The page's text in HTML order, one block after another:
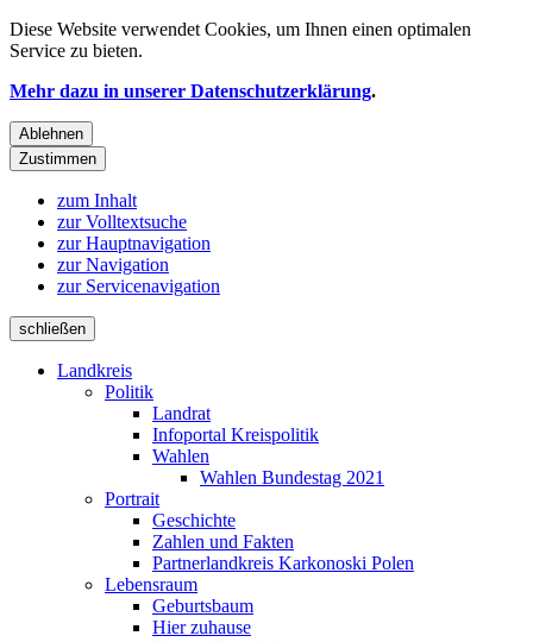
Diese Website verwendet Cookies, um Ihnen einen optimalen
Service zu bieten.
Mehr dazu in unserer Datenschutzerklärung.
Ablehnen
Zustimmen
zum Inhalt
zur Volltextsuche
zur Hauptnavigation
zur Navigation
zur Servicenavigation
schließen
Landkreis
Politik
Landrat
Infoportal Kreispolitik
Wahlen
Wahlen Bundestag 2021
Portrait
Geschichte
Zahlen und Fakten
Partnerlandkreis Karkonoski Polen
Lebensraum
Geburtsbaum
Hier zuhause